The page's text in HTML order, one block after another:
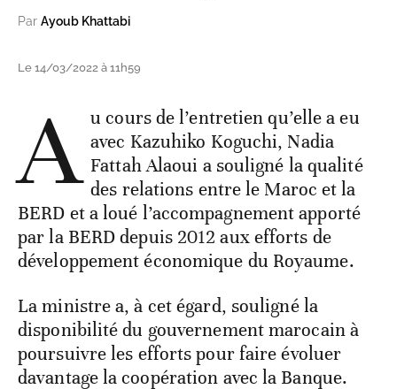
Par Ayoub Khattabi
Le 14/03/2022 à 11h59
A u cours de l’entretien qu’elle a eu
avec Kazuhiko Koguchi, Nadia
Fattah Alaoui a souligné la qualité
des relations entre le Maroc et la
BERD et a loué l’accompagnement apporté
par la BERD depuis 2012 aux efforts de
développement économique du Royaume.
La ministre a, à cet égard, souligné la
disponibilité du gouvernement marocain à
poursuivre les efforts pour faire évoluer
davantage la coopération avec la Banque.